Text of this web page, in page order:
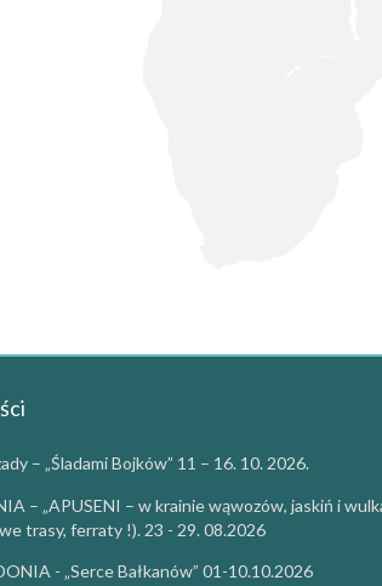
– „Śladami Bojków” 11 – 16. 10. 2026.
– „APUSENI – w krainie wąwozów, jaskiń i
trasy, ferraty !). 23 - 29. 08.2026
- „Serce Bałkanów” 01-10.10.2026